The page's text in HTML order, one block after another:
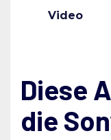
Video
Diese
die